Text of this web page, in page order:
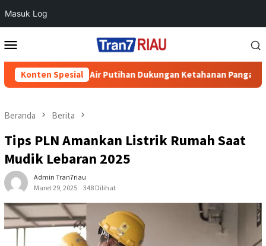
Masuk Log
ke
Mobile
Konten Spesial
Desa Air Putihan Dukungan Ketahanan Pangan Nasional
Beranda Berita
Tips PLN Amankan Listrik Rumah Saat
Mudik Lebaran 2025
Admin Tran7riau
Maret 29, 2025
348 Dilihat